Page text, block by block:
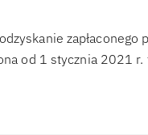
od 1 stycznia 2021 r.